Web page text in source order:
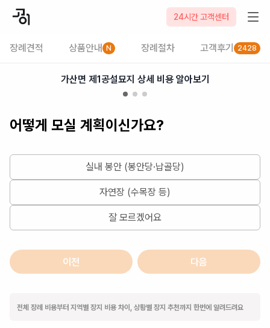
24시간 고객센터
장례견적 상품안내 N 장례절차 고객후기 2428
2026-08-08
가산면 제1공설묘지 상세 비용 알아보기
어떻게 모실 계획이신가요?
실내 봉안 (봉안당·납골당)
자연장 (수목장 등)
잘 모르겠어요
이전 다음
전체 장례 비용부터 지역별 장지 비용 차이, 상황별 장지 추천까지 한번에 알려드려요